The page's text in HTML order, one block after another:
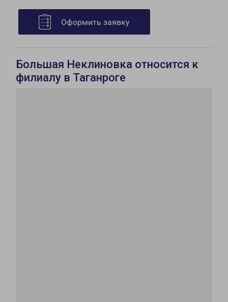
Оформить заявку
Большая Неклиновка относится к
филиалу в Таганроге